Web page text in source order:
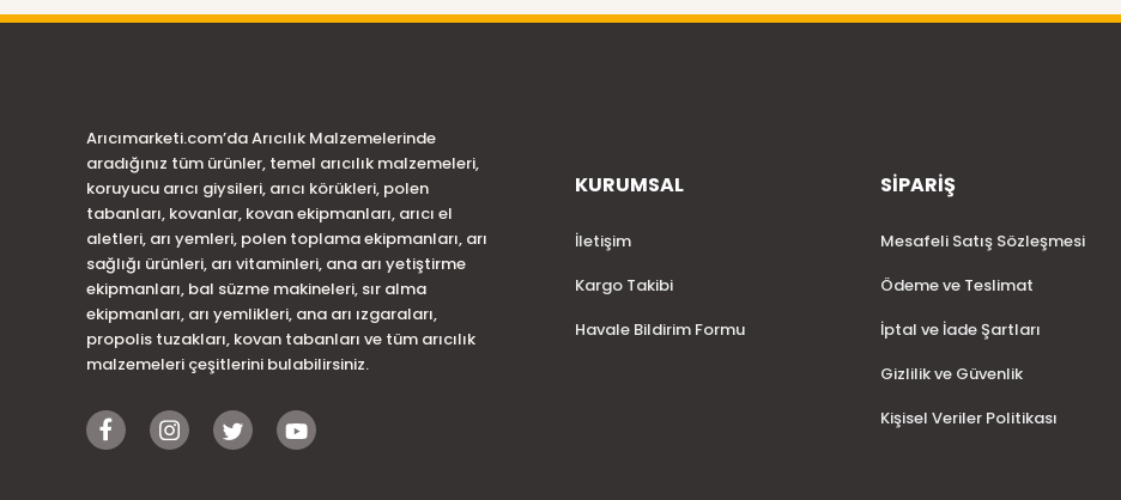
Arıcımarketi.com’da Arıcılık Malzemelerinde
aradığınız tüm ürünler, temel arıcılık malzemeleri,
koruyucu arıcı giysileri, arıcı körükleri, polen
tabanları, kovanlar, kovan ekipmanları, arıcı el
aletleri, arı yemleri, polen toplama ekipmanları, arı
sağlığı ürünleri, arı vitaminleri, ana arı yetiştirme
ekipmanları, bal süzme makineleri, sır alma
ekipmanları, arı yemlikleri, ana arı ızgaraları,
propolis tuzakları, kovan tabanları ve tüm arıcılık
malzemeleri çeşitlerini bulabilirsiniz.
KURUMSAL
İletişim
Kargo Takibi
Havale Bildirim Formu
SİPARİŞ
Mesafeli Satış Sözleşmesi
Ödeme ve Teslimat
İptal ve İade Şartları
Gizlilik ve Güvenlik
Kişisel Veriler Politikası